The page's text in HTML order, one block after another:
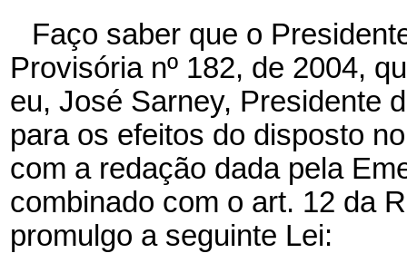
Faço saber que o
Provisória nº 182, de 2004,
eu, José Sarney, Presidente
para os efeitos do disposto
com a redação dada pela
combinado com o art. 12 da
promulgo a seguinte Lei: